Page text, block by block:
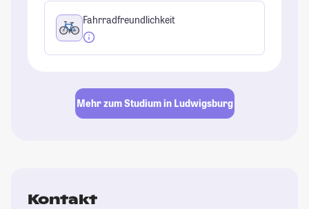
Fahrradfreundlichkeit
Mehr zum Studium in Ludwigsburg
Kontakt